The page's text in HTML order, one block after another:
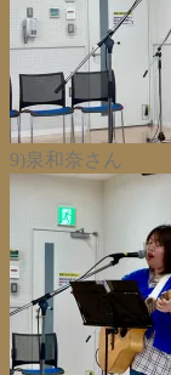
9)泉和奈さん